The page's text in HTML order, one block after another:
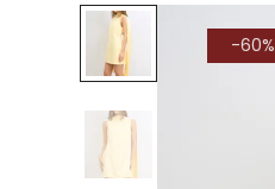
-60%